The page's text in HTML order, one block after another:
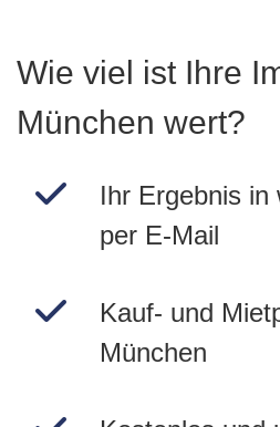
Wie viel ist Ihre
München wert?
Ihr Ergebnis in
per E-Mail
Kauf- und
München